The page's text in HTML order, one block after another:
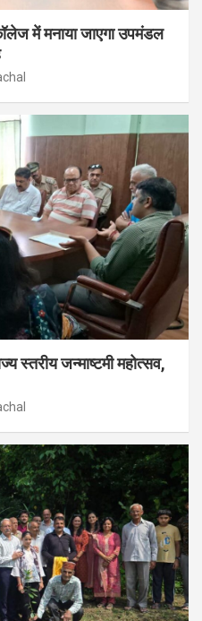
में मनाया जाएगा उपमंडल
स्तरीय जन्माष्टमी महोत्सव,